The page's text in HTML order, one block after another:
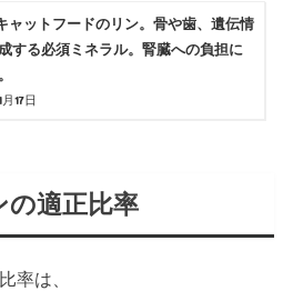
ャットフードのリン。骨や歯、遺伝情
する必須ミネラル。腎臓への負担に
17日
の適正比率
率は、